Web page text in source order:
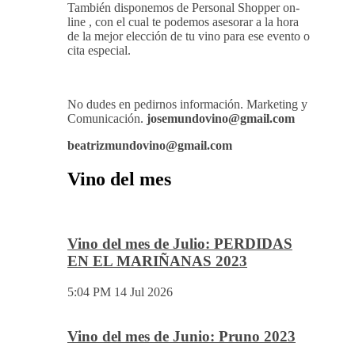
También disponemos de Personal Shopper on-
line , con el cual te podemos asesorar a la hora
de la mejor elección de tu vino para ese evento o
cita especial.
No dudes en pedirnos información. Marketing y
Comunicación. josemundovino@gmail.com
beatrizmundovino@gmail.com
Vino del mes
Vino del mes de Julio: PERDIDAS
EN EL MARIÑANAS 2023
5:04 PM 14 Jul 2026
Vino del mes de Junio: Pruno 2023